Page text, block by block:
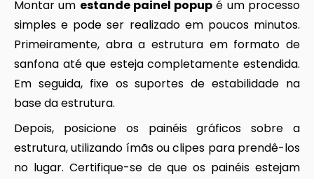
Montar um estande painel popup é um processo
simples e pode ser realizado em poucos minutos.
Primeiramente, abra a estrutura em formato de
sanfona até que esteja completamente estendida.
Em seguida, fixe os suportes de estabilidade na
base da estrutura.
Depois, posicione os painéis gráficos sobre a
estrutura, utilizando ímãs ou clipes para prendê-los
no lugar. Certifique-se de que os painéis estejam